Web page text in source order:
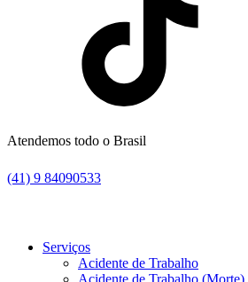
Atendemos todo o Brasil
(41) 9 84090533
Serviços
Acidente de Trabalho
Acidente de Trabalho (Morte)